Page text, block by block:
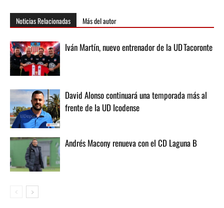
Noticias Relacionadas Más del autor
Iván Martín, nuevo entrenador de la UD Tacoronte
David Alonso continuará una temporada más al
frente de la UD Icodense
Andrés Macony renueva con el CD Laguna B